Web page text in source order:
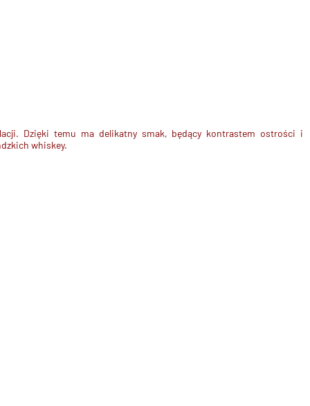
. Dzięki temu ma delikatny smak, będący kontrastem ostrości i
whiskey.